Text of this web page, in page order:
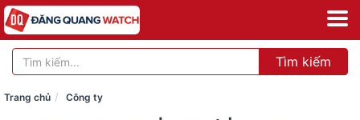
Tìm kiếm
Trang chủ Công ty